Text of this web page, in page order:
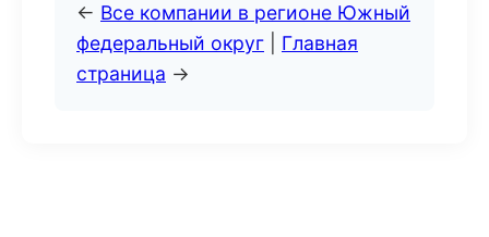
← Все компании в регионе Южный
федеральный округ
Главная
страница →